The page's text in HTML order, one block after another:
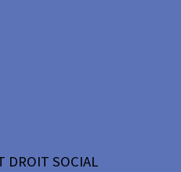
DROIT SOCIAL